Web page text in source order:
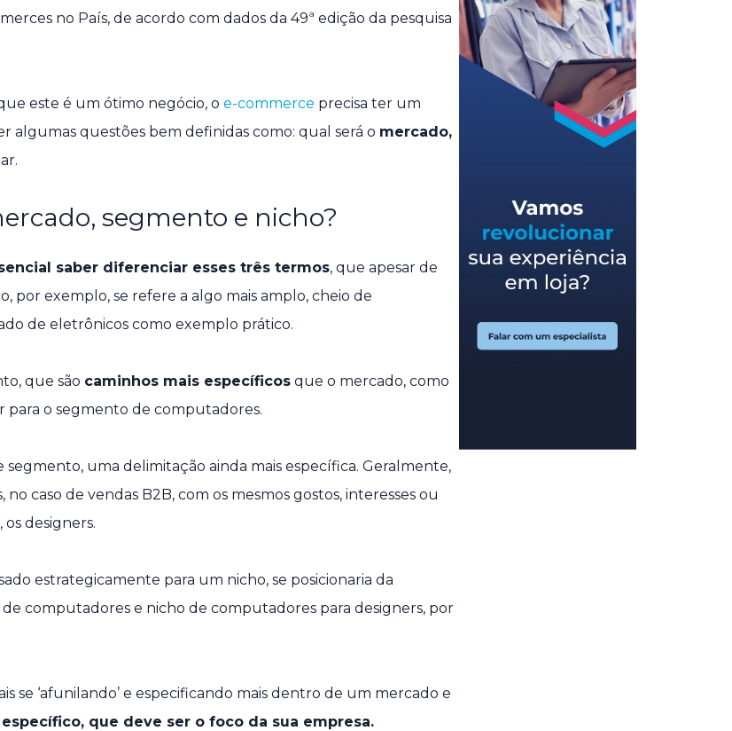
no País, de acordo com dados da 49ª edição da pesquisa
este é um ótimo negócio, o e-commerce precisa ter um
algumas questões bem definidas como: qual será o mercado,
segmento e nicho?
saber diferenciar esses três termos, que apesar de
por exemplo, se refere a algo mais amplo, cheio de
de eletrônicos como exemplo prático.
que são caminhos mais específicos que o mercado, como
para o segmento de computadores.
uma delimitação ainda mais específica. Geralmente,
caso de vendas B2B, com os mesmos gostos, interesses ou
designers.
estrategicamente para um nicho, se posicionaria da
computadores e nicho de computadores para designers, por
se ‘afunilando’ e especificando mais dentro de um mercado e
que deve ser o foco da sua empresa.